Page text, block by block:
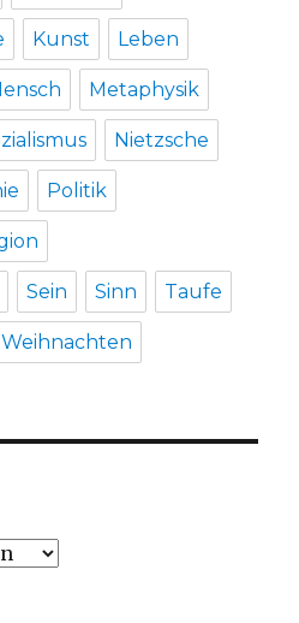
Kunst Leben
Metaphysik
Nietzsche
Politik
Sein Sinn Taufe
Weihnachten